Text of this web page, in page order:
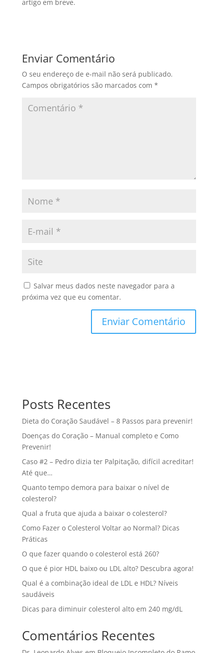
artigo em breve.
Enviar Comentário
O seu endereço de e-mail não será publicado.
Campos obrigatórios são marcados com *
Salvar meus dados neste navegador para a
próxima vez que eu comentar.
Posts Recentes
Dieta do Coração Saudável – 8 Passos para prevenir!
Doenças do Coração – Manual completo e Como
Prevenir!
Caso #2 – Pedro dizia ter Palpitação, difícil acreditar!
Até que…
Quanto tempo demora para baixar o nível de
colesterol?
Qual a fruta que ajuda a baixar o colesterol?
Como Fazer o Colesterol Voltar ao Normal? Dicas
Práticas
O que fazer quando o colesterol está 260?
O que é pior HDL baixo ou LDL alto? Descubra agora!
Qual é a combinação ideal de LDL e HDL? Níveis
saudáveis
Dicas para diminuir colesterol alto em 240 mg/dL
Comentários Recentes